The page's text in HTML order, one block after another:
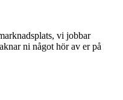
vi jobbar
ni något hör av er på